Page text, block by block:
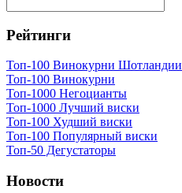
Рейтинги
Топ-100 Винокурни Шотландии
Топ-100 Винокурни
Топ-1000 Негоцианты
Топ-1000 Лучший виски
Топ-100 Худший виски
Топ-100 Популярный виски
Топ-50 Дегустаторы
Новости